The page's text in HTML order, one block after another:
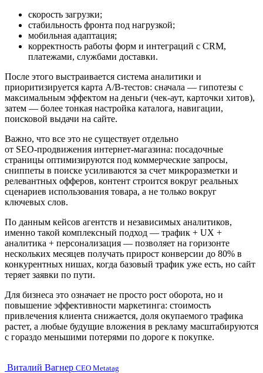
скорость загрузки;
стабильность фронта под нагрузкой;
мобильная адаптация;
корректность работы форм и интеграций с CRM,
платежами, службами доставки.
После этого выстраивается система аналитики и
приоритизируется карта A/B‑тестов: сначала — гипотезы с
максимальным эффектом на деньги (чек‑аут, карточки хитов),
затем — более тонкая настройка каталога, навигации,
поисковой выдачи на сайте.
Важно, что все это не существует отдельно
от SEO‑продвижения интернет‑магазина: посадочные
страницы оптимизируются под коммерческие запросы,
сниппеты в поиске усиливаются за счет микроразметки и
релевантных офферов, контент строится вокруг реальных
сценариев использования товара, а не только вокруг
ключевых слов.
По данным кейсов агентств и независимых аналитиков,
именно такой комплексный подход — трафик + UX +
аналитика + персонализация — позволяет на горизонте
нескольких месяцев получать прирост конверсии до 80% в
конкурентных нишах, когда базовый трафик уже есть, но сайт
теряет заявки по пути.
Для бизнеса это означает не просто рост оборота, но и
повышение эффективности маркетинга: стоимость
привлечения клиента снижается, доля окупаемого трафика
растет, а любые будущие вложения в рекламу масштабируются
с гораздо меньшими потерями по дороге к покупке.
Виталий Вагнер CEO Metatag